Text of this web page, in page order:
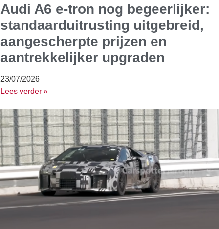
Audi A6 e-tron nog begeerlijker:
standaarduitrusting uitgebreid,
aangescherpte prijzen en
aantrekkelijker upgraden
23/07/2026
Lees verder »